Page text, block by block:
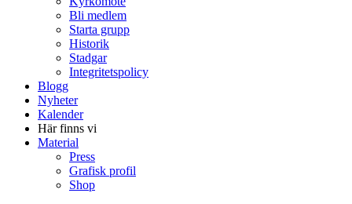
Bli medlem
Starta grupp
Historik
Stadgar
Integritetspolicy
Blogg
Nyheter
Kalender
Här finns vi
Material
Press
Grafisk profil
Shop